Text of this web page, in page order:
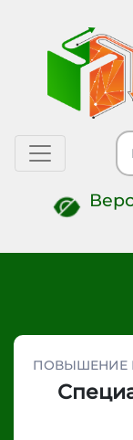
Toggle
ПОВЫШЕНИЕ